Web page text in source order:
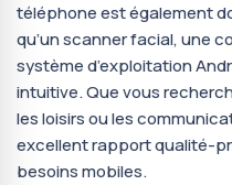
téléphone est également
qu’un scanner facial, une
système d’exploitation
intuitive. Que vous
les loisirs ou les
excellent rapport qualité-
besoins mobiles.